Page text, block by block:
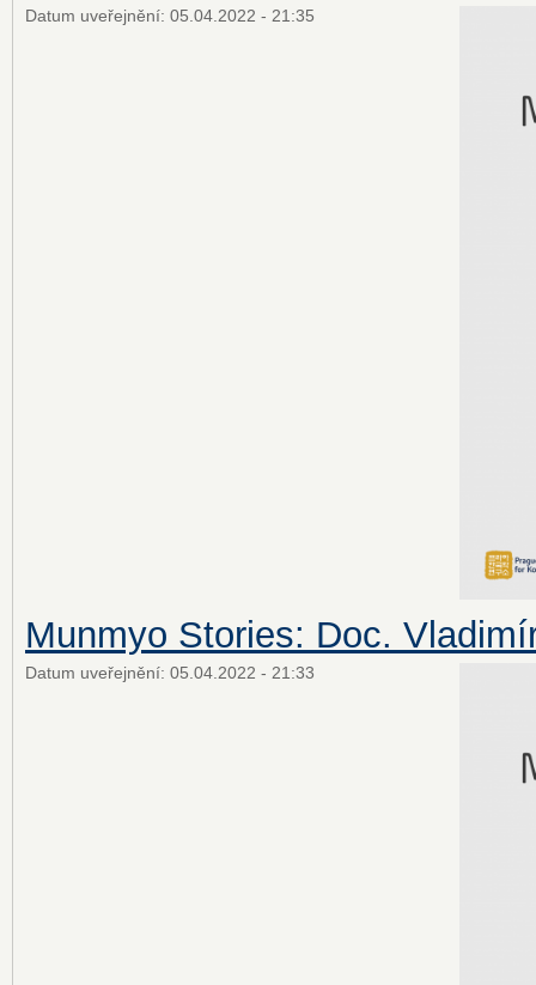
Datum uveřejnění: 05.04.2022 - 21:35
Munmyo Stories: Doc.
Datum uveřejnění: 05.04.2022 - 21:33